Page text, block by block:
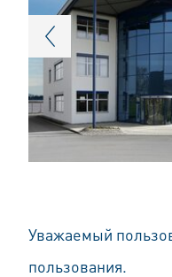
Уважаемый
пользования.